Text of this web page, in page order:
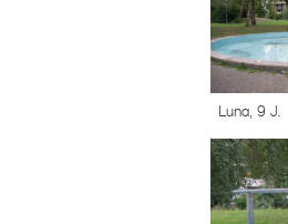
Luna, 9 J.